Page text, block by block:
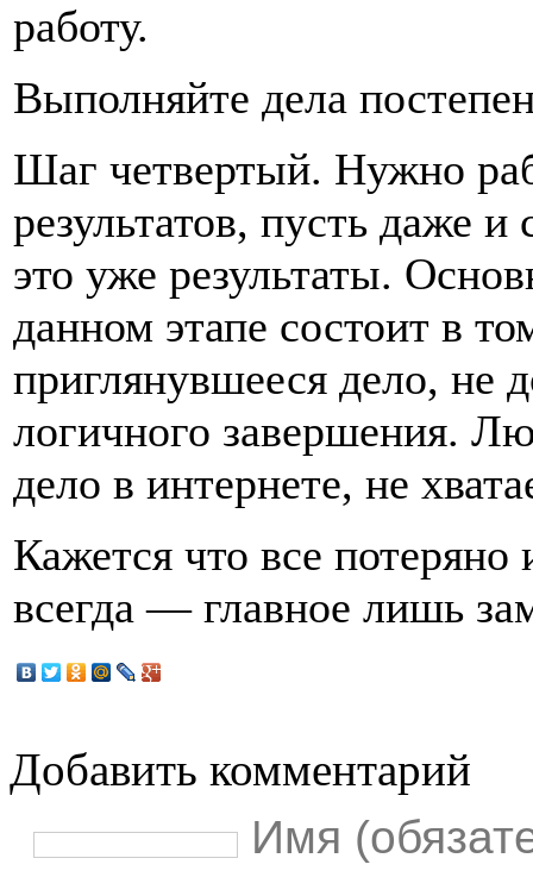
работу.
Выполняйте дела
Шаг четвертый. Нужно
результатов, пусть даже
это уже результаты.
данном этапе состоит в
приглянувшееся дело, не
логичного завершения.
дело в интернете, не
Кажется что все потеряно
всегда — главное лишь
Добавить комментарий
Имя